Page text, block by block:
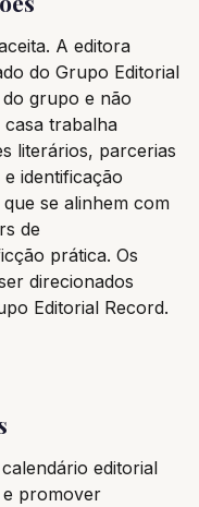
A editora
do Grupo Editorial
grupo e não
casa trabalha
literários, parcerias
identificação
se alinhem com
de
prática. Os
direcionados
Editorial Record.
editorial
e promover